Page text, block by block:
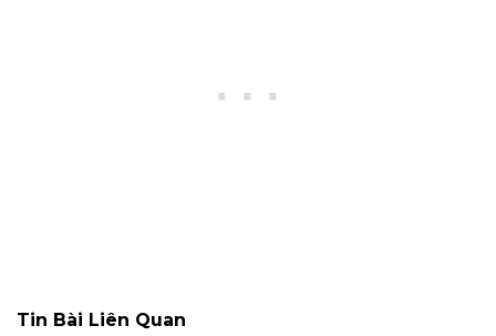
Tin Bài Liên Quan